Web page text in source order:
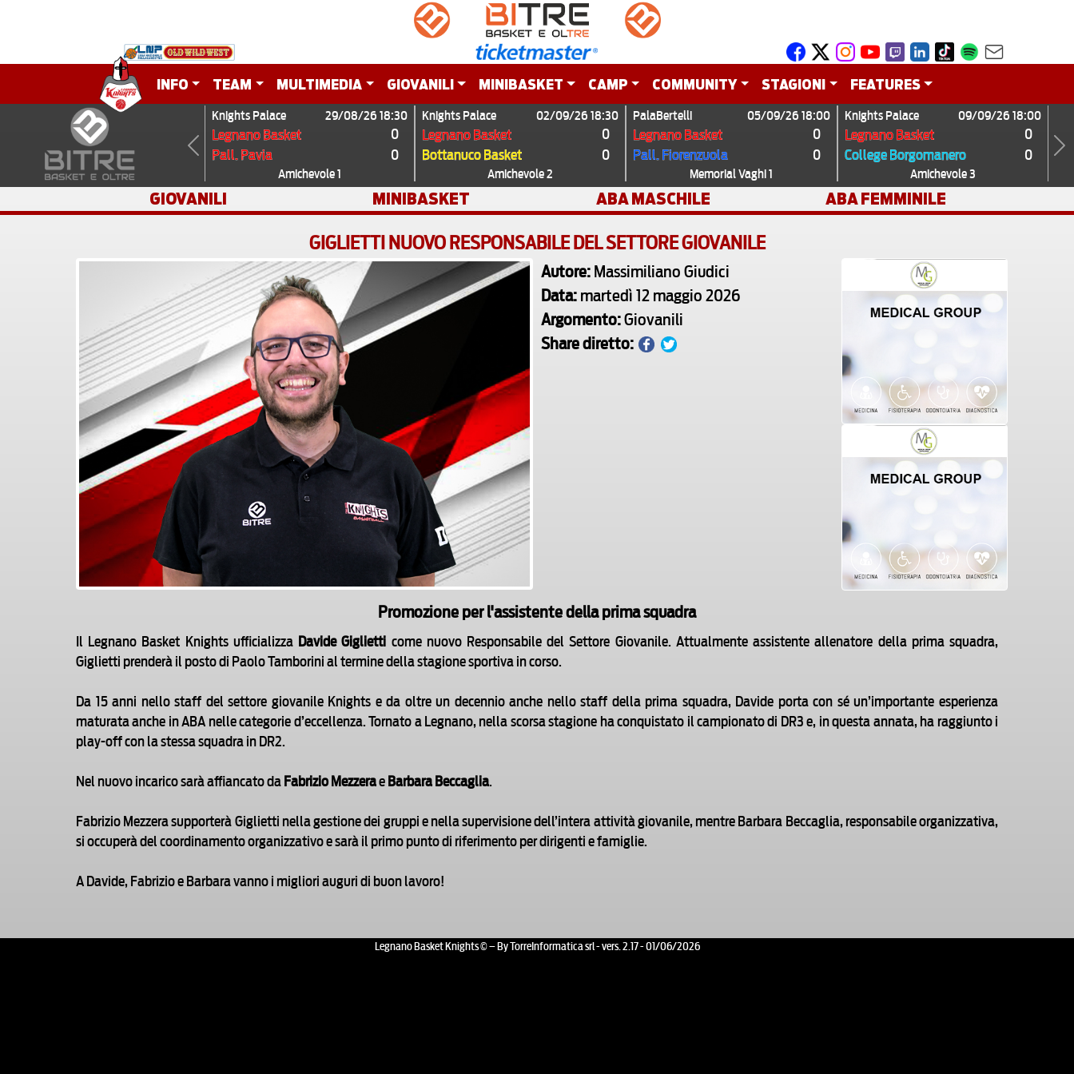
INFO TEAM MULTIMEDIA GIOVANILI MINIBASKET CAMP COMMUNITY STAGIONI FEATURES
Knights Palace 29/08/26 18:30
Legnano Basket
0
Pall. Pavia
0
Amichevole 1
Knights Palace 02/09/26 18:30
Legnano Basket
0
Bottanuco Basket
0
Amichevole 2
PalaBertelli 05/09/26 18:00
Legnano Basket
0
Pall. Fiorenzuola
0
Memorial Vaghi 1
Knights Palace 09/09/26 18:00
Legnano Basket
0
College Borgomanero
0
Amichevole 3
Previous Next
GIOVANILI MINIBASKET ABA MASCHILE ABA FEMMINILE
GIGLIETTI NUOVO RESPONSABILE DEL SETTORE GIOVANILE
Autore:Massimiliano Giudici
Data:martedì 12 maggio 2026
Argomento:Giovanili
Share diretto:
Promozione per l'assistente della prima squadra
Il Legnano Basket Knights ufficializza Davide Giglietti come nuovo Responsabile del Settore Giovanile. Attualmente assistente allenatore della prima squadra,
Giglietti prenderà il posto di Paolo Tamborini al termine della stagione sportiva in corso.
Da 15 anni nello staff del settore giovanile Knights e da oltre un decennio anche nello staff della prima squadra, Davide porta con sé un’importante esperienza
maturata anche in ABA nelle categorie d’eccellenza. Tornato a Legnano, nella scorsa stagione ha conquistato il campionato di DR3 e, in questa annata, ha raggiunto i
play-off con la stessa squadra in DR2.
Nel nuovo incarico sarà affiancato daFabrizio MezzeraeBarbara Beccaglia.
Fabrizio Mezzera supporterà Giglietti nella gestione dei gruppi e nella supervisione dell’intera attività giovanile, mentre Barbara Beccaglia, responsabile organizzativa,
si occuperà del coordinamento organizzativo e sarà il primo punto di riferimento per dirigenti e famiglie.
A Davide, Fabrizio e Barbara vanno i migliori auguri di buon lavoro!
Legnano Basket Knights © – By TorreInformatica srl - vers. 2.17 - 01/06/2026